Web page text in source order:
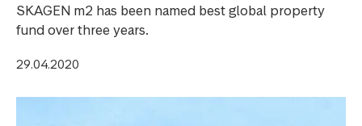
SKAGEN m2 has been named best global property
fund over three years.
29.04.2020